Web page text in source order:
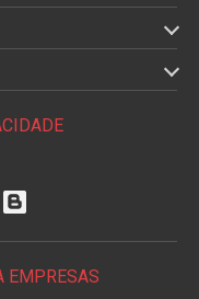
EMPRESAS